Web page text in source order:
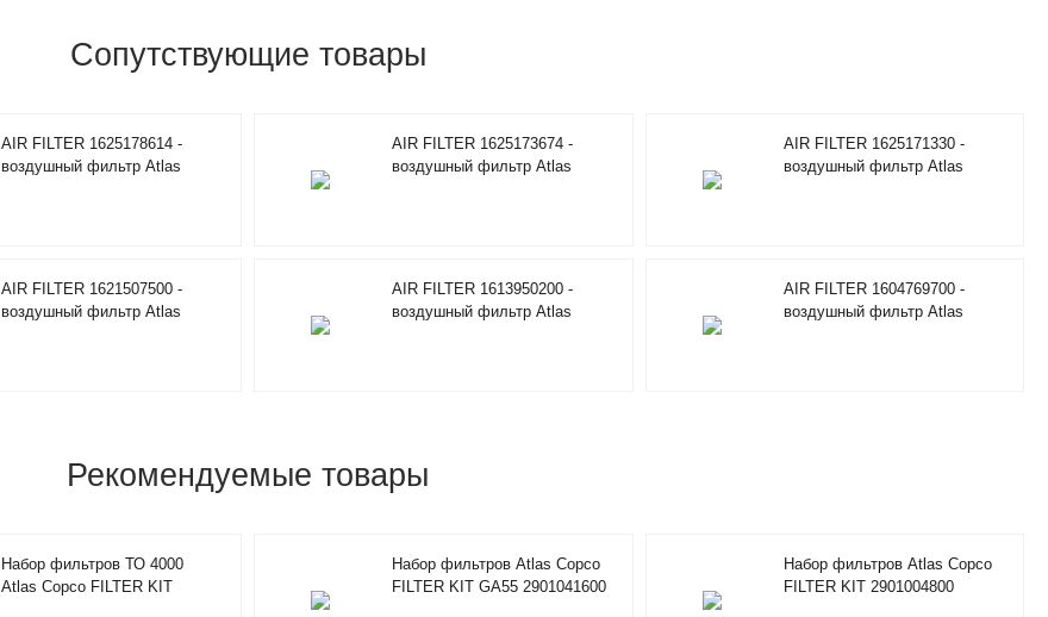
Сопутствующие товары
AIR FILTER 1625178614 -
воздушный фильтр Atlas
AIR FILTER 1625173674 -
воздушный фильтр Atlas
AIR FILTER 1625171330 -
воздушный фильтр Atlas
AIR FILTER 1621507500 -
воздушный фильтр Atlas
AIR FILTER 1613950200 -
воздушный фильтр Atlas
AIR FILTER 1604769700 -
воздушный фильтр Atlas
Рекомендуемые товары
Набор фильтров ТО 4000
Atlas Copco FILTER KIT
Набор фильтров Atlas Copco
FILTER KIT GA55 2901041600
Набор фильтров Atlas Copco
FILTER KIT 2901004800